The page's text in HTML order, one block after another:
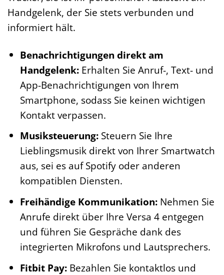
Handgelenk, der Sie stets verbunden und
informiert hält.
Benachrichtigungen direkt am
Handgelenk:Erhalten Sie Anruf-, Text- und
App-Benachrichtigungen von Ihrem
Smartphone, sodass Sie keinen wichtigen
Kontakt verpassen.
Musiksteuerung:Steuern Sie Ihre
Lieblingsmusik direkt von Ihrer Smartwatch
aus, sei es auf Spotify oder anderen
kompatiblen Diensten.
Freihändige Kommunikation:Nehmen Sie
Anrufe direkt über Ihre Versa 4 entgegen
und führen Sie Gespräche dank des
integrierten Mikrofons und Lautsprechers.
Fitbit Pay:Bezahlen Sie kontaktlos und